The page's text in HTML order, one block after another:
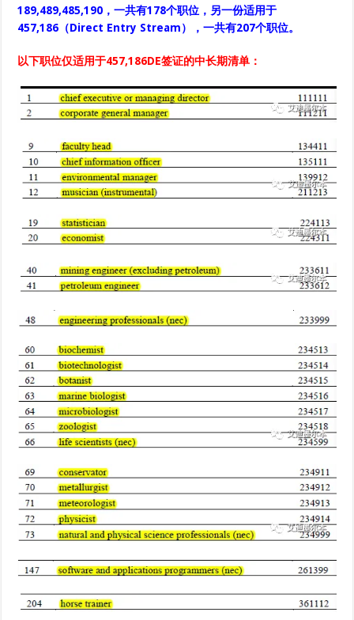
189,489,485,190，一共有178个职位，另一份适用于
457,186（Direct Entry Stream），一共有207个职位。
以下职位仅适用于457,186DE签证的中长期清单：